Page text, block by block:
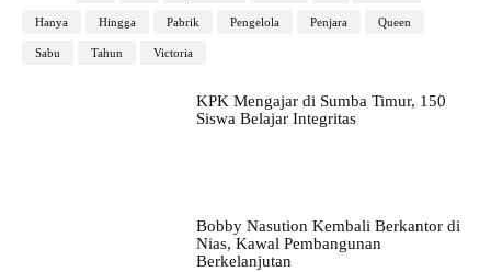
Hanya Hingga Pabrik Pengelola Penjara Queen
Sabu Tahun Victoria
KPK Mengajar di Sumba Timur, 150
Siswa Belajar Integritas
Bobby Nasution Kembali Berkantor di
Nias, Kawal Pembangunan
Berkelanjutan